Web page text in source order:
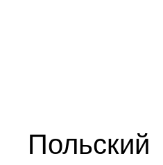
Польский